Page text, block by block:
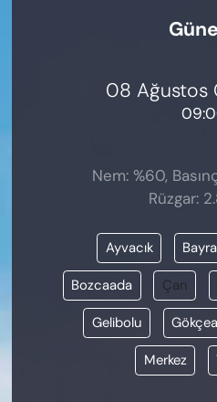
08 Ağustos
Nem: %60,
Rüzgar:
Ayvacık
Bozcaada Çan
Gelibolu
Merkez
ÖZEL HABER
SİYASET
VAN VE DİYARBAKIR